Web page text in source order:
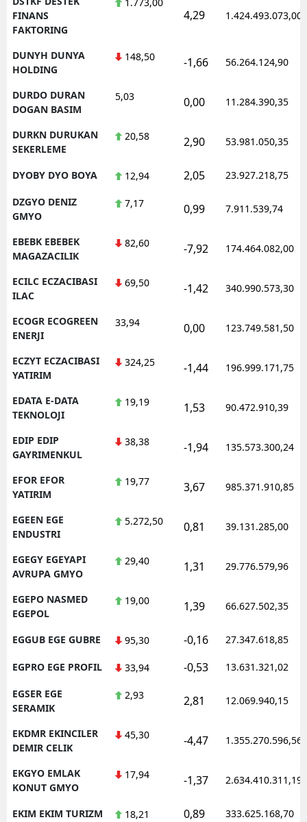
FINANS
FAKTORING
4,29 1.424.493.073,00
DUNYH DUNYA
HOLDING
148,50 -1,66 56.264.124,90
DURDO DURAN
DOGAN BASIM
5,03 0,00 11.284.390,35
DURKN DURUKAN
SEKERLEME
20,58 2,90 53.981.050,35
DYOBY DYO BOYA 12,94 2,05 23.927.218,75
DZGYO DENIZ
GMYO
7,17 0,99 7.911.539,74
EBEBK EBEBEK
MAGAZACILIK
82,60 -7,92 174.464.082,00
ECILC ECZACIBASI
ILAC
69,50 -1,42 340.990.573,30
ECOGR ECOGREEN
ENERJI
33,94 0,00 123.749.581,50
ECZYT ECZACIBASI
YATIRIM
324,25 -1,44 196.999.171,75
EDATA E-DATA
TEKNOLOJI
19,19 1,53 90.472.910,39
EDIP EDIP
GAYRIMENKUL
38,38 -1,94 135.573.300,24
EFOR EFOR
YATIRIM
19,77 3,67 985.371.910,85
EGEEN EGE
ENDUSTRI
5.272,50 0,81 39.131.285,00
EGEGY EGEYAPI
AVRUPA GMYO
29,40 1,31 29.776.579,96
EGEPO NASMED
EGEPOL
19,00 1,39 66.627.502,35
EGGUB EGE GUBRE 95,30 -0,16 27.347.618,85
EGPRO EGE PROFIL 33,94 -0,53 13.631.321,02
EGSER EGE
SERAMIK
2,93 2,81 12.069.940,15
EKDMR EKINCILER
DEMIR CELIK
45,30 -4,47 1.355.270.596,56
EKGYO EMLAK
KONUT GMYO
17,94 -1,37 2.634.410.311,19
EKIM EKIM TURIZM 18,21 0,89 333.625.168,70